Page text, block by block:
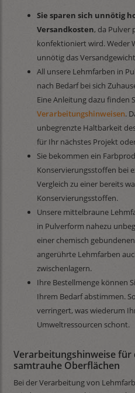
Sie sparen sich unnötig
Versandkosten, da Pulver
konfektioniert wird. Weder
unnötig das
All unsere Lehmfarben in
nach Bedarf bei sich
Eine Anleitung dazu finden
Verarbeitungshinweisen.
unbegrenzte Haltbarkeit
für Ihr nächstes Projekt
Sie bekommen ein
Konservierungsstoffen bei
Vergleich zu einer bereits
Konservierungsstoffen.
Unsere mittelbraune
in Pulverform nahezu
einer chemisch
angerührte Lehmfarben
zwischenlagern.
Ihre Bestellmenge können
Ihrem Bedarf abstimmen.
verringert, was wiederum
Umweltressourcen schont.
Verarbeitungshinweise
samtrauhe Oberflächen
Bei der Verarbeitung von